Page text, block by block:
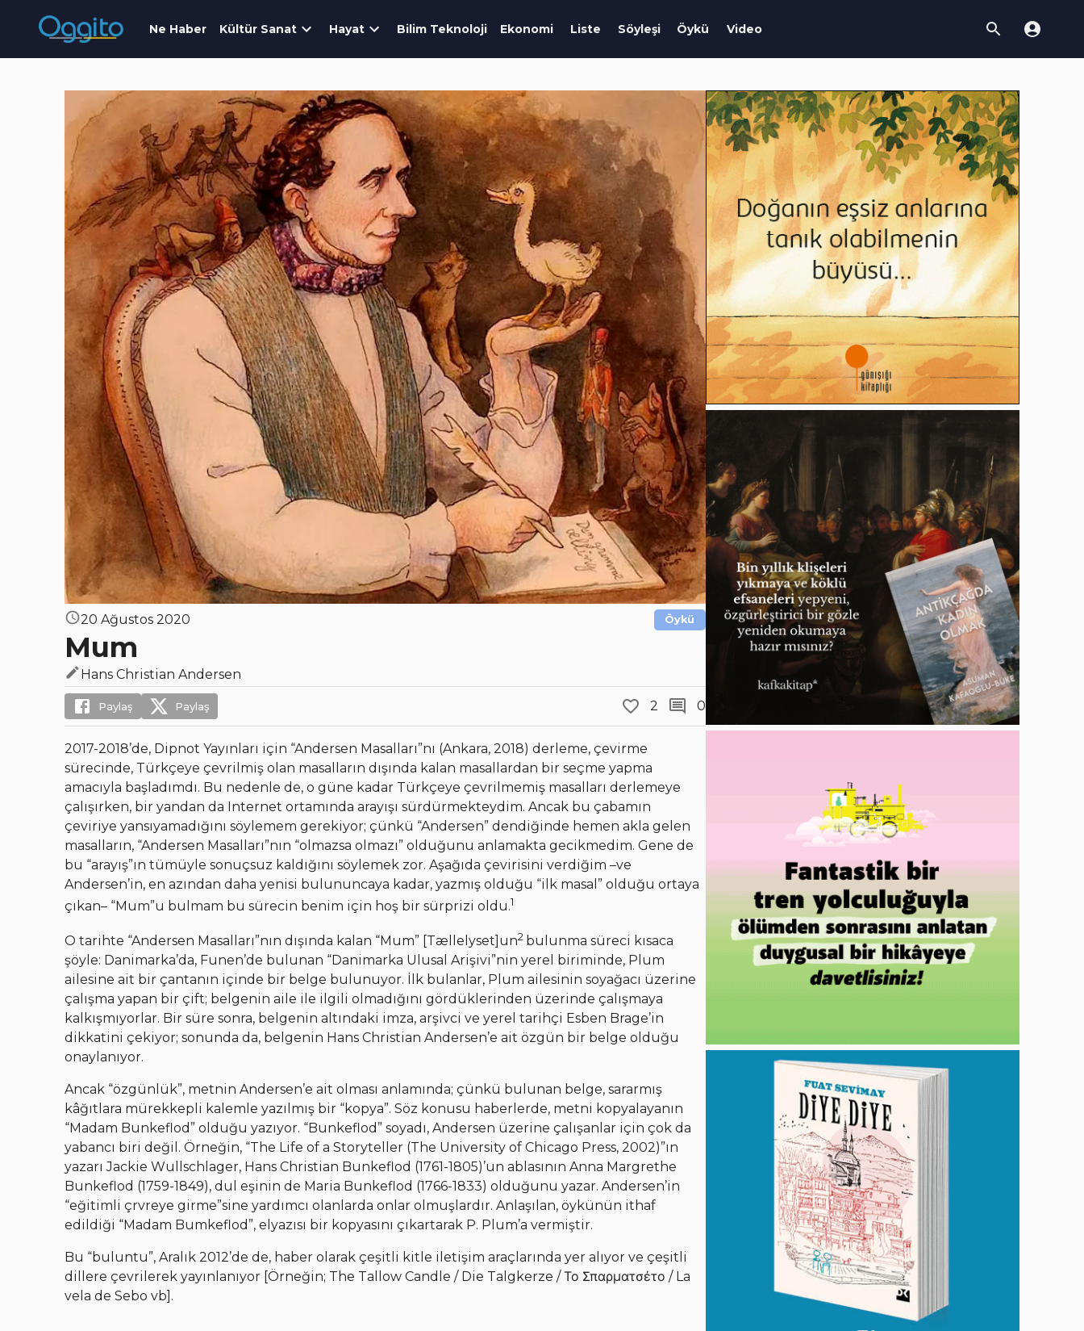
Ne Haber Kültür Sanat Hayat Bilim Teknoloji Ekonomi Liste Söyleşi Öykü Video
20 Ağustos 2020 Öykü
Mum
Hans Christian Andersen
Paylaş Paylaş 2 0
2017-2018’de, Dipnot Yayınları için “Andersen Masalları”nı (Ankara, 2018) derleme, çevirme
sürecinde, Türkçeye çevrilmiş olan masalların dışında kalan masallardan bir seçme yapma
amacıyla başladımdı. Bu nedenle de, o güne kadar Türkçeye çevrilmemiş masalları derlemeye
çalışırken, bir yandan da Internet ortamında arayışı sürdürmekteydim. Ancak bu çabamın
çeviriye yansıyamadığını söylemem gerekiyor; çünkü “Andersen” dendiğinde hemen akla gelen
masalların, “Andersen Masalları”nın “olmazsa olmazı” olduğunu anlamakta gecikmedim. Gene de
bu “arayış”ın tümüyle sonuçsuz kaldığını söylemek zor. Aşağıda çevirisini verdiğim –ve
Andersen’in, en azından daha yenisi bulununcaya kadar, yazmış olduğu “ilk masal” olduğu ortaya
çıkan– “Mum”u bulmam bu sürecin benim için hoş bir sürprizi oldu.1
O tarihte “Andersen Masalları”nın dışında kalan “Mum” [Tællelyset]un2 bulunma süreci kısaca
şöyle: Danimarka’da, Funen’de bulunan “Danimarka Ulusal Arişivi”nin yerel biriminde, Plum
ailesine ait bir çantanın içinde bir belge bulunuyor. İlk bulanlar, Plum ailesinin soyağacı üzerine
çalışma yapan bir çift; belgenin aile ile ilgili olmadığını gördüklerinden üzerinde çalışmaya
kalkışmıyorlar. Bir süre sonra, belgenin altındaki imza, arşivci ve yerel tarihçi Esben Brage’in
dikkatini çekiyor; sonunda da, belgenin Hans Christian Andersen’e ait özgün bir belge olduğu
onaylanıyor.
Ancak “özgünlük”, metnin Andersen’e ait olması anlamında; çünkü bulunan belge, sararmış
kâğıtlara mürekkepli kalemle yazılmış bir “kopya”. Söz konusu haberlerde, metni kopyalayanın
“Madam Bunkeflod” olduğu yazıyor. “Bunkeflod” soyadı, Andersen üzerine çalışanlar için çok da
yabancı biri değil. Örneğin, “The Life of a Storyteller (The University of Chicago Press, 2002)”ın
yazarı Jackie Wullschlager, Hans Christian Bunkeflod (1761-1805)’un ablasının Anna Margrethe
Bunkeflod (1759-1849), dul eşinin de Maria Bunkeflod (1766-1833) olduğunu yazar. Andersen’in
“eğitimli çrvreye girme”sine yardımcı olanlarda onlar olmuşlardır. Anlaşılan, öykünün ithaf
edildiği “Madam Bumkeflod”, elyazısı bir kopyasını çıkartarak P. Plum’a vermiştir.
Bu “buluntu”, Aralık 2012’de de, haber olarak çeşitli kitle iletişim araçlarında yer alıyor ve çeşitli
dillere çevrilerek yayınlanıyor [Örneğin; The Tallow Candle / Die Talgkerze / Το Σπαρματσέτο / La
vela de Sebo vb].